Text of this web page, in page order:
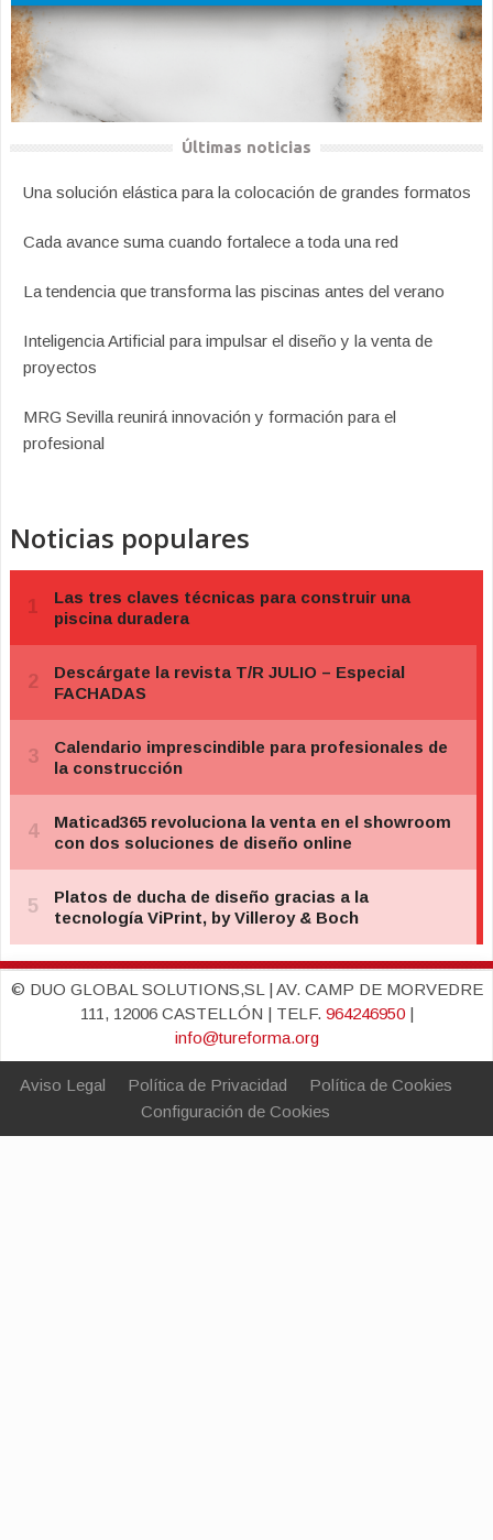
Últimas noticias
Una solución elástica para la colocación de grandes formatos
Cada avance suma cuando fortalece a toda una red
La tendencia que transforma las piscinas antes del verano
Inteligencia Artificial para impulsar el diseño y la venta de
proyectos
MRG Sevilla reunirá innovación y formación para el
profesional
Noticias populares
© DUO GLOBAL SOLUTIONS,SL | AV. CAMP DE MORVEDRE
111, 12006 CASTELLÓN | TELF. 964246950|
info@tureforma.org
Aviso Legal Política de Privacidad
Política de Cookies
Configuración de Cookies